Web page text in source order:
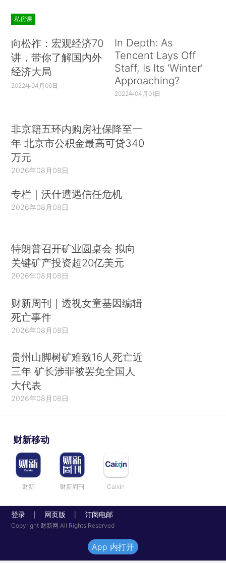
私房课
向松祚：宏观经济70
讲，带你了解国内外
经济大局
2022年04月06日
In Depth: As
Tencent Lays Off
Staff, Is Its ‘Winter’
Approaching?
2022年04月01日
非京籍五环内购房社保降至一
年 北京市公积金最高可贷340
万元
2026年08月08日
专栏｜沃什遭遇信任危机
2026年08月08日
特朗普召开矿业圆桌会 拟向
关键矿产投资超20亿美元
2026年08月08日
财新周刊｜透视女童基因编辑
死亡事件
2026年08月08日
贵州山脚树矿难致16人死亡近
三年 矿长涉罪被罢免全国人
大代表
2026年08月08日
财新移动
财新 财新周刊 Caixin
登录 网页版 订阅电邮
Copyright 财新网 All Rights Reserved
App 内打开